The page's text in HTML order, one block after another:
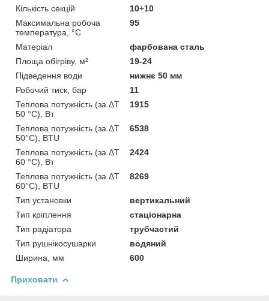
Кількість секцій
10+10
Максимальна робоча
температура, °C
95
Матеріал
фарбована сталь
Площа обігріву, м²
19-24
Підведення води
нижнє 50 мм
Робочий тиск, бар
11
Теплова потужність (за ΔT
50 °C), Вт
1915
Теплова потужність (за ΔT
50°С), BTU
6538
Теплова потужність (за ΔT
60 °C), Вт
2424
Теплова потужність (за ΔT
60°С), BTU
8269
Тип установки
вертикальний
Тип кріплення
стаціонарна
Тип радіатора
трубчастий
Тип рушнікосушарки
водяний
Ширина, мм
600
Приховати